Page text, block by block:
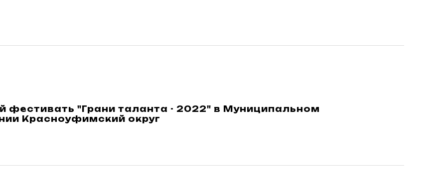
фестивать "Грани таланта - 2022" в Муниципальном
Красноуфимский округ